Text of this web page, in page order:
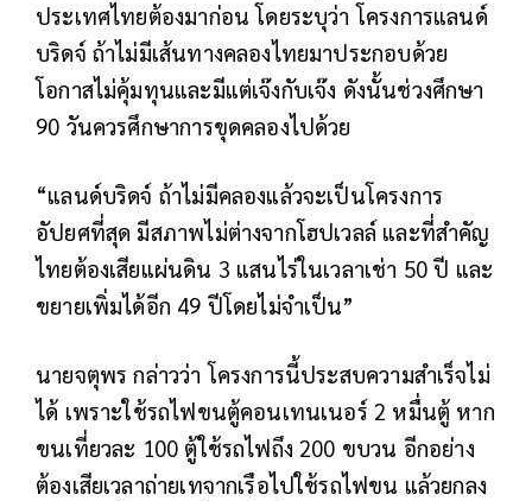
ประเทศไทยต้องมาก่อน โดยระบุว่า โครงการแลนด์
บริดจ์ ถ้าไม่มีเส้นทางคลองไทยมาประกอบด้วย
โอกาสไม่คุ้มทุนและมีแต่เจ๊งกับเจ๊ง ดังนั้นช่วงศึกษา
90 วันควรศึกษาการขุดคลองไปด้วย
“แลนด์บริดจ์ ถ้าไม่มีคลองแล้วจะเป็นโครงการ
อัปยศที่สุด มีสภาพไม่ต่างจากโฮปเวลล์ และที่สำคัญ
ไทยต้องเสียแผ่นดิน 3 แสนไร่ในเวลาเช่า 50 ปี และ
ขยายเพิ่มได้อีก 49 ปีโดยไม่จำเป็น”
นายจตุพร กล่าวว่า โครงการนี้ประสบความสำเร็จไม่
ได้ เพราะใช้รถไฟขนตู้คอนเทนเนอร์ 2 หมื่นตู้ หาก
ขนเที่ยวละ 100 ตู้ใช้รถไฟถึง 200 ขบวน อีกอย่าง
ต้องเสียเวลาถ่ายเทจากเรือไปใช้รถไฟขน แล้วยกลง